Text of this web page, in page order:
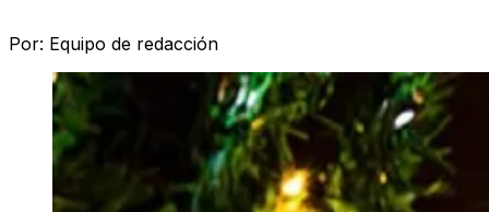
Por: Equipo de redacción